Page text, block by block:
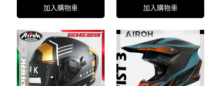
加入購物車 加入購物車